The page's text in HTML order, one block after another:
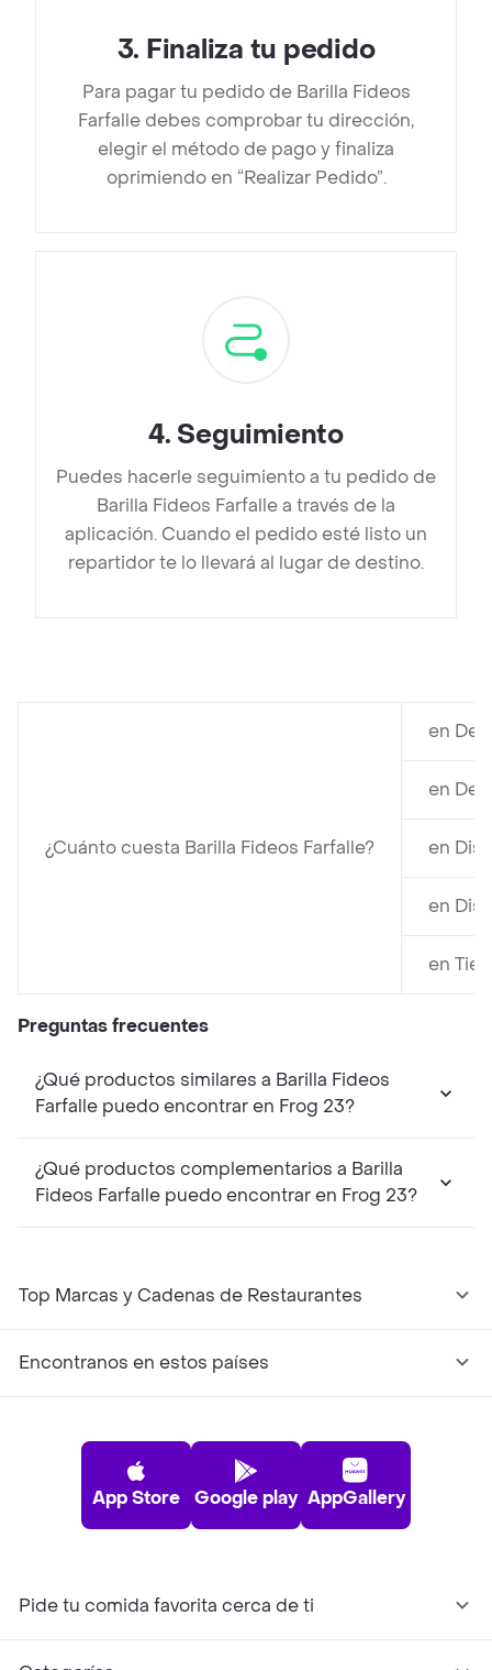
3. Finaliza tu pedido
Para pagar tu pedido de Barilla Fideos
Farfalle debes comprobar tu dirección,
elegir el método de pago y finaliza
oprimiendo en “Realizar Pedido”.
4. Seguimiento
Puedes hacerle seguimiento a tu pedido de
Barilla Fideos Farfalle a través de la
aplicación. Cuando el pedido esté listo un
repartidor te lo llevará al lugar de destino.
¿Cuánto cuesta Barilla Fideos Farfalle?
en
en
en
en
en
Preguntas frecuentes
¿Qué productos similares a Barilla Fideos
Farfalle puedo encontrar en Frog 23?
¿Qué productos complementarios a Barilla
Fideos Farfalle puedo encontrar en Frog 23?
Top Marcas y Cadenas de Restaurantes
Encontranos en estos países
App Store Google play AppGallery
Pide tu comida favorita cerca de ti